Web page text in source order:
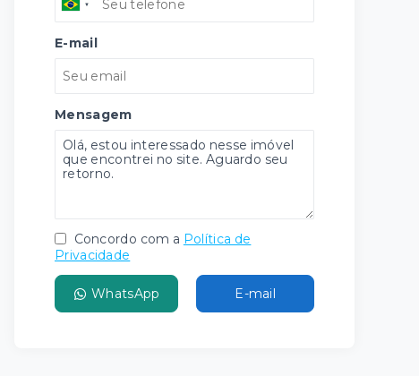
E-mail
Mensagem
Concordo com a Política de
Privacidade
WhatsApp E-mail